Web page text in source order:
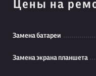
Цены на
Замена батареи
Замена экрана планшета